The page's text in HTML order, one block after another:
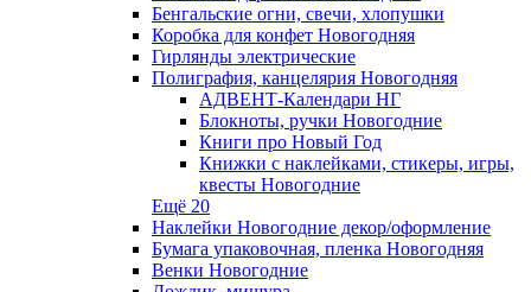
Бенгальские огни, свечи, хлопушки
Коробка для конфет Новогодняя
Гирлянды электрические
Полиграфия, канцелярия Новогодняя
АДВЕНТ-Календари НГ
Блокноты, ручки Новогодние
Книги про Новый Год
Книжки с наклейками, стикеры, игры,
квесты Новогодние
Ещё 20
Наклейки Новогодние декор/оформление
Бумага упаковочная, пленка Новогодняя
Венки Новогодние